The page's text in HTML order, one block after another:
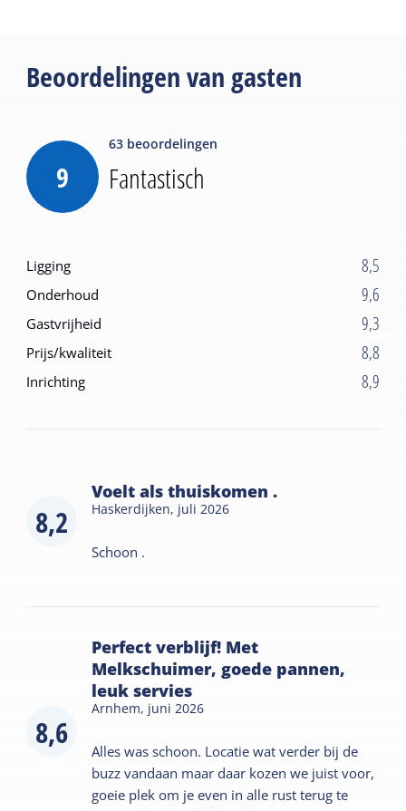
Beoordelingen van gasten
9
63 beoordelingen
Fantastisch
Ligging 8,5
Onderhoud 9,6
Gastvrijheid 9,3
Prijs/kwaliteit 8,8
Inrichting 8,9
8,2
Voelt als thuiskomen .
Haskerdijken, juli 2026
Schoon .
8,6
Perfect verblijf! Met
Melkschuimer, goede pannen,
leuk servies
Arnhem, juni 2026
Alles was schoon. Locatie wat verder bij de
buzz vandaan maar daar kozen we juist voor,
goeie plek om je even in alle rust terug te